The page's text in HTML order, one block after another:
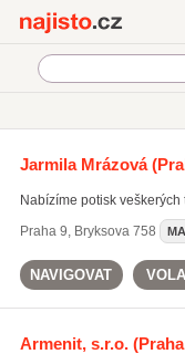
potisk triček(313)
potisk reklamních předmětů
Jarmila Mrázová
Nabízíme potisk
Praha 9, Bryksova 758
NAVIGOVAT
Armenit, s.r.o.(Praha